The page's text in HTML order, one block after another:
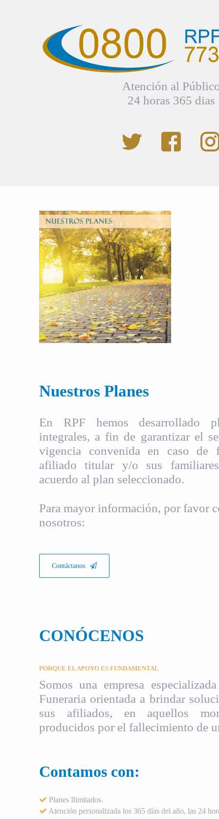
Atención al
24 horas 365 dias
Nuestros Planes
En RPF hemos desarrollado
integrales, a fin de garantizar el
vigencia convenida en caso de
afiliado titular y/o sus
acuerdo al plan seleccionado.
Para mayor información, por favor
nosotros:
Contáctanos
CONÓCENOS
PORQUE EL APOYO ES FUNDAMENTAL
Somos una empresa
Funeraria orientada a brindar
sus afiliados, en aquellos
producidos por el fallecimiento de
Contamos con:
Planes Ilimitados.
Atención personalizada los 365 días del año, las 24